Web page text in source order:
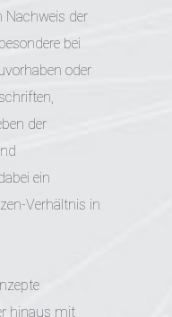
der
bei
oder
der
ein
Verhältnis in
hinaus mit